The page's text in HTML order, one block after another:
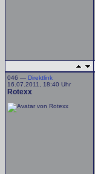
046 — Direktlink
16.07.2011, 18:40 Uhr
Rotexx